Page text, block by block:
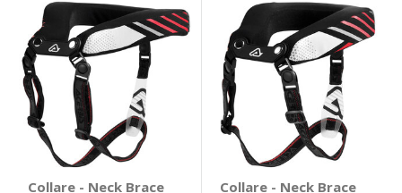
Collare - Neck Brace
Collare - Neck Brace